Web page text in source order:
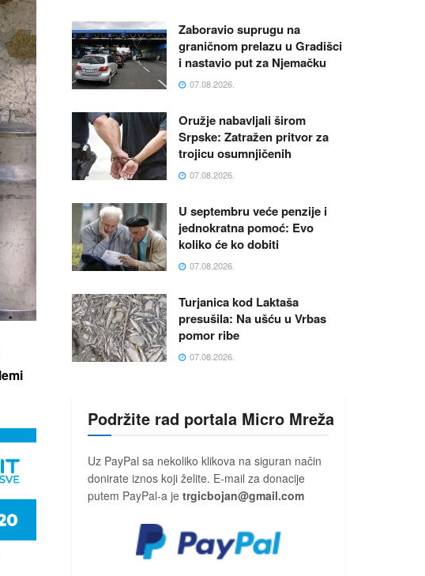
Zaboravio suprugu na
graničnom prelazu u Gradišci
i nastavio put za Njemačku
07.08.2026.
Oružje nabavljali širom
Srpske: Zatražen pritvor za
trojicu osumnjičenih
07.08.2026.
U septembru veće penzije i
jednokratna pomoć: Evo
koliko će ko dobiti
07.08.2026.
Turjanica kod Laktaša
presušila: Na ušću u Vrbas
pomor ribe
07.08.2026.
Podržite rad portala Micro Mreža
Uz PayPal sa nekoliko klikova na siguran način
donirate iznos koji želite. E-mail za donacije
putem PayPal-a je trgicbojan@gmail.com